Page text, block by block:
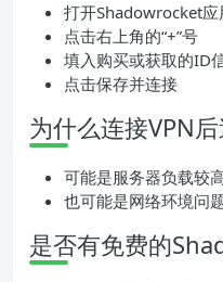
打开Shadowrocket应
点击右上角的“+”号
填入购买或获取的ID
点击保存并连接
为什么连接VPN
可能是服务器负载较
也可能是网络环境问
是否有免费的